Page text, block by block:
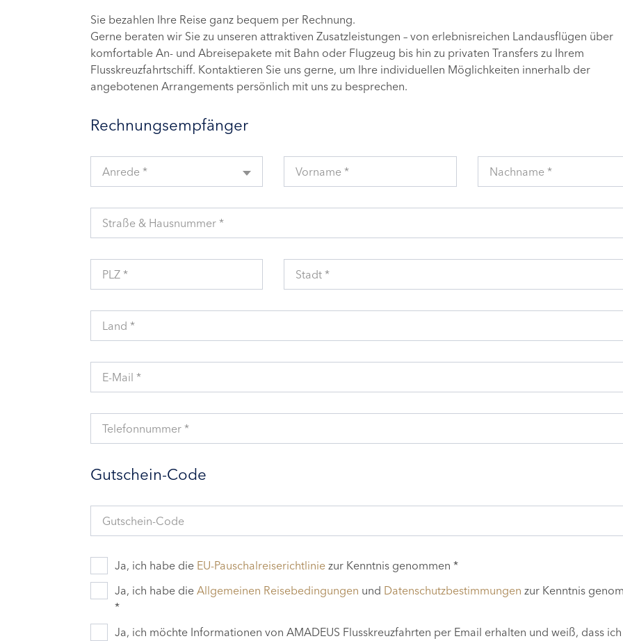
Sie bezahlen Ihre Reise ganz bequem per Rechnung.
Gerne beraten wir Sie zu unseren attraktiven Zusatzleistungen – von erlebnisreichen Landausflügen über
komfortable An- und Abreisepakete mit Bahn oder Flugzeug bis hin zu privaten Transfers zu Ihrem
Flusskreuzfahrtschiff. Kontaktieren Sie uns gerne, um Ihre individuellen Möglichkeiten innerhalb der
angebotenen Arrangements persönlich mit uns zu besprechen.
Rechnungsempfänger
Anrede * Vorname * Nachname *
Straße & Hausnummer *
PLZ * Stadt *
Land *
E-Mail *
Telefonnummer *
Gutschein-Code
Gutschein-Code
Ja, ich habe die EU-Pauschalreiserichtlinie zur Kenntnis genommen *
Ja, ich habe die Allgemeinen Reisebedingungen und Datenschutzbestimmungen zur Kenntnis
*
Ja, ich möchte Informationen von AMADEUS Flusskreuzfahrten per Email erhalten und weiß, dass